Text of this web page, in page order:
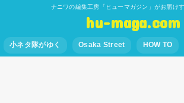
ナニワの編集工房「ヒューマガジン」がお届け
hu-maga.com
小ネタ隊がゆく Osaka Street HOW TO